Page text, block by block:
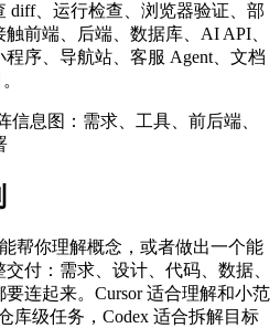
diff、运行检查、浏览器验证、部
前端、后端、数据库、AI API、
序、导航站、客服 Agent、文档
帮你理解概念，或者做出一个能
付：需求、设计、代码、数据、
连起来。Cursor 适合理解和小范
库级任务，Codex 适合拆解目标